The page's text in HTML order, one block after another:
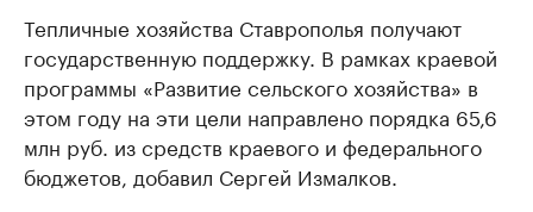
Тепличные хозяйства Ставрополья получают
государственную поддержку. В рамках краевой
программы «Развитие сельского хозяйства» в
этом году на эти цели направлено порядка 65,6
млн руб. из средств краевого и федерального
бюджетов, добавил Сергей Измалков.